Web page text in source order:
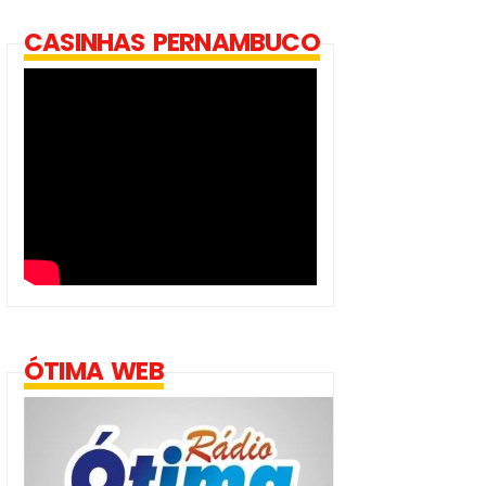
CASINHAS PERNAMBUCO
ÓTIMA WEB